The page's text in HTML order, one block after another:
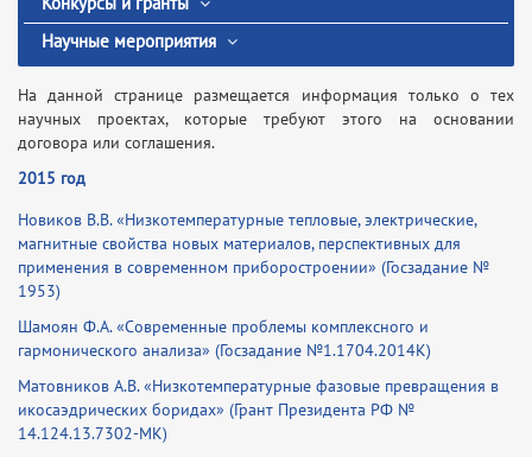
Научные мероприятия
На данной странице размещается информация только о тех
научных проектах, которые требуют этого на основании
договора или соглашения.
2015 год
Новиков В.В. «Низкотемпературные тепловые, электрические,
магнитные свойства новых материалов, перспективных для
применения в современном приборостроении» (Госзадание №
1953)
Шамоян Ф.А. «Современные проблемы комплексного и
гармонического анализа» (Госзадание №1.1704.2014К)
Матовников А.В. «Низкотемпературные фазовые превращения в
икосаэдрических боридах» (Грант Президента РФ №
14.124.13.7302-МК)